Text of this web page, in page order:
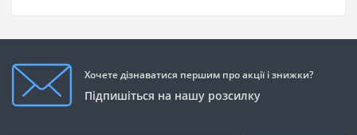
Хочете дізнаватися першим про акції і знижки?
Підпишіться на нашу розсилку